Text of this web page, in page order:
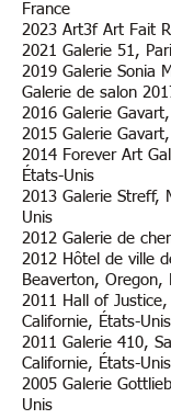
France
2023 Art3f Art Fait
​2021 Galerie 51,
2019 Galerie Sonia
Galerie de salon
2016 Galerie
2015 Galerie
2014 Forever Art
États-Unis
2013 Galerie Streff,
Unis
2012 Galerie de
2012 Hôtel de ville
Beaverton, Oregon,
2011 Hall of Justice,
Californie, États-Unis
2011 Galerie 410,
Californie, États-Unis
2005 Galerie
Unis